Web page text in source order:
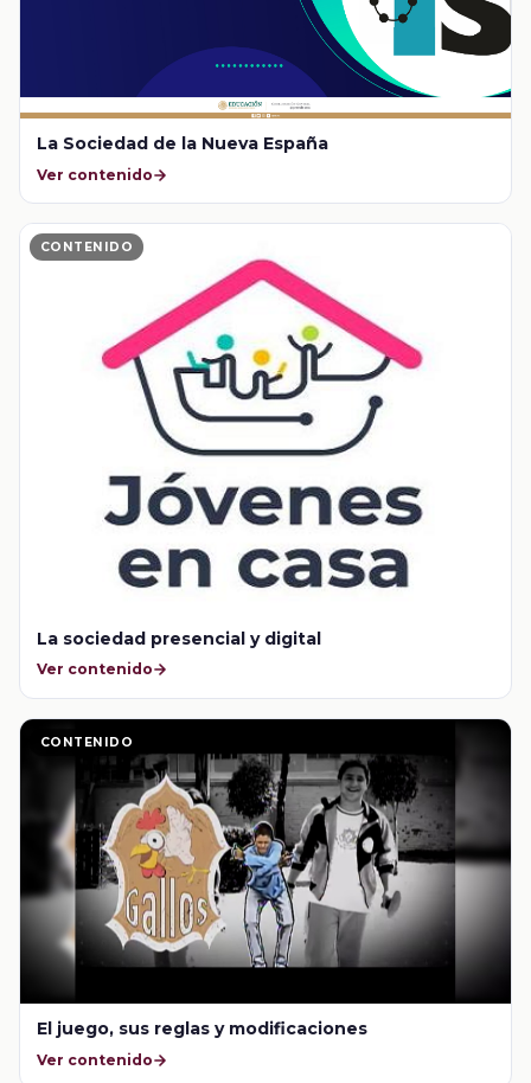
La Sociedad de la Nueva España
Ver contenido
CONTENIDO
La sociedad presencial y digital
Ver contenido
CONTENIDO
El juego, sus reglas y modificaciones
Ver contenido